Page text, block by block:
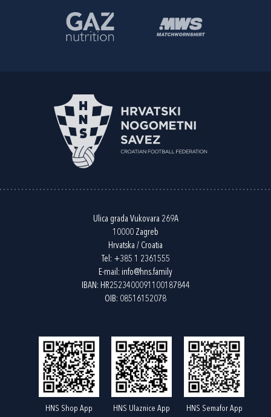
Ulica grada Vukovara 269A
10000 Zagreb
Hrvatska / Croatia
Tel: +385 1 2361555
E-mail: info@hns.family
IBAN: HR2523400091100187844
OIB: 08516152078
HNS Shop App HNS Ulaznice App HNS Semafor App